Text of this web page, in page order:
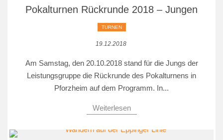
Pokalturnen Rückrunde 2018 – Jungen
TURNEN
19.12.2018
Am Samstag, den 20.10.2018 stand für die Jungs der
Leistungsgruppe die Rückrunde des Pokalturnens in
Pforzheim auf dem Programm. In...
Weiterlesen